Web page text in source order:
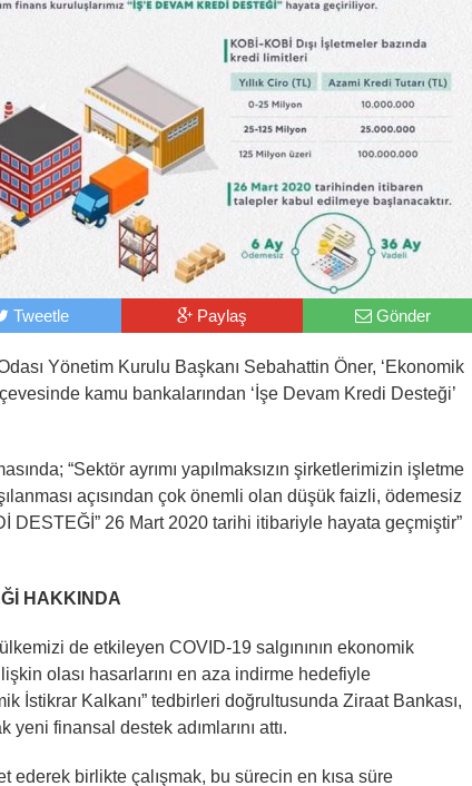
Tweetle Paylaş Gönder
Yönetim Kurulu Başkanı Sebahattin Öner, ‘Ekonomik
kamu bankalarından ‘İşe Devam Kredi Desteği’
“Sektör ayrımı yapılmaksızın şirketlerimizin işletme
açısından çok önemli olan düşük faizli, ödemesiz
DESTEĞİ” 26 Mart 2020 tarihi itibariyle hayata geçmiştir”
HAKKINDA
de etkileyen COVID-19 salgınının ekonomik
olası hasarlarını en aza indirme hedefiyle
İstikrar Kalkanı” tedbirleri doğrultusunda Ziraat Bankası,
yeni finansal destek adımlarını attı.
ederek birlikte çalışmak, bu sürecin en kısa süre